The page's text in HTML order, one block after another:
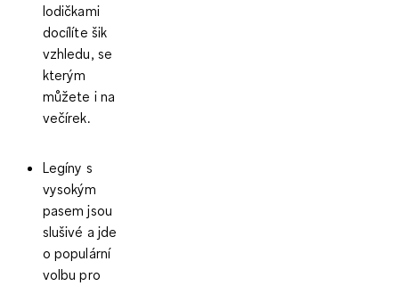
lodičkami
docílíte šik
vzhledu, se
kterým
můžete i na
večírek.
Legíny s
vysokým
pasem jsou
slušivé a jde
o populární
volbu pro